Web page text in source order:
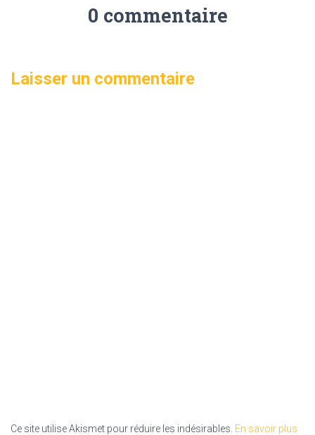
0 commentaire
Laisser un commentaire
Ce site utilise Akismet pour réduire les indésirables. En savoir plus